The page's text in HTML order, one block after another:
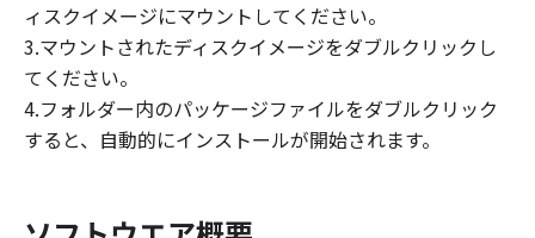
ィスクイメージにマウントしてください。
3.マウントされたディスクイメージをダブルクリックし
てください。
4.フォルダー内のパッケージファイルをダブルクリック
すると、自動的にインストールが開始されます。